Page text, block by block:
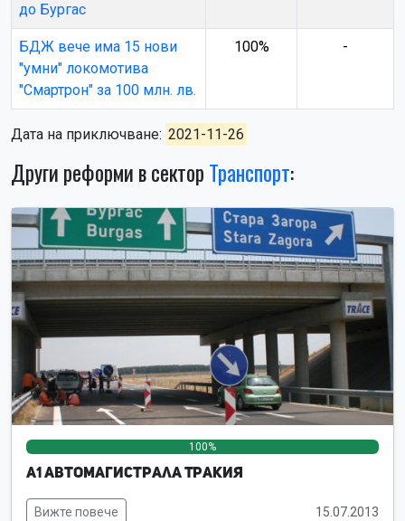
до Бургас
БДЖ вече има 15 нови
"умни" локомотива
"Смартрон" за 100 млн. лв.
100% -
Дата на приключване: 2021-11-26
Други реформи в сектор Транспорт:
100%
А1 Автомагистрала Тракия
Вижте повече 15.07.2013